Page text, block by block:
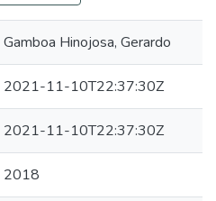
Gamboa Hinojosa, Gerardo
2021-11-10T22:37:30Z
2021-11-10T22:37:30Z
2018